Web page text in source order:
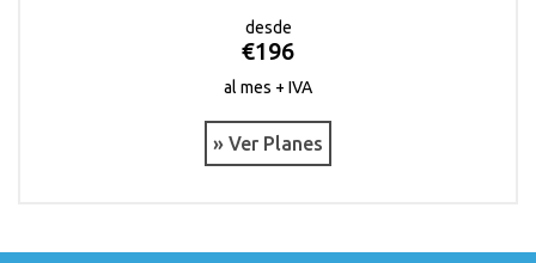
desde
€196
al mes + IVA
» Ver Planes